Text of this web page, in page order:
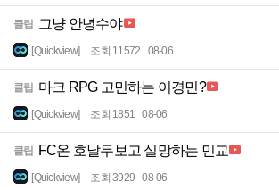
클립 그냥 안녕수야
[Quickview] 조회 11572 08-06
클립 마크 RPG 고민하는 이경민?
[Quickview] 조회 1851 08-06
클립 FC온 호날두보고 실망하는 민교
[Quickview] 조회 3929 08-06